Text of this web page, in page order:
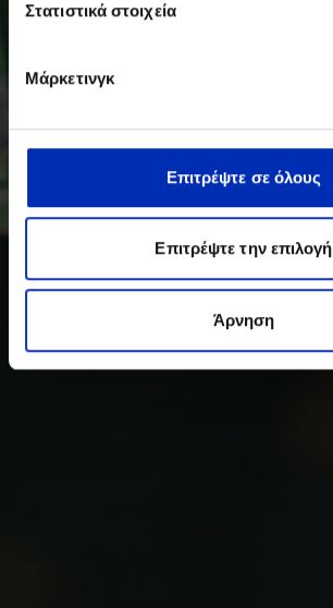
Στατιστικά στοιχεία
Μάρκετινγκ
Επιτρέψτε σε όλους
Επιτρέψτε την επιλογή
Άρνηση